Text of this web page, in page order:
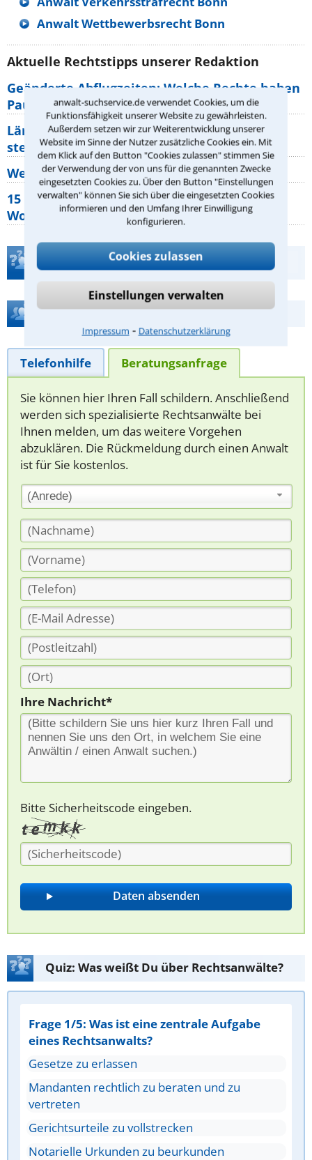
anwalt-suchservice.de verwendet Cookies, um die
Funktionsfähigkeit unserer Website zu gewährleisten.
Außerdem setzen wir zur Weiterentwicklung unserer
Website im Sinne der Nutzer zusätzliche Cookies ein. Mit
dem Klick auf den Button "Cookies zulassen" stimmen Sie
der Verwendung der von uns für die genannten Zwecke
eingesetzten Cookies zu. Über den Button "Einstellungen
verwalten" können Sie sich über die eingesetzten Cookies
informieren und den Umfang Ihrer Einwilligung
konfigurieren.
Cookies zulassen
Einstellungen verwalten
Impressum ⁃ Datenschutzerklärung
Anwalt Wettbewerbsrecht Bonn
Aktuelle Rechtstipps unserer Redaktion
Geänderte Abflugzeiten: Welche Rechte haben
Pauschalurlauber?
Lärm von den Nachbarn: Welche Rechte
stehen mir zu?
Wer muss Zweitwohnungssteuer zahlen?
15 elementare Rechte, die jeder
Wohnungseigentümer kennen sollte
Teste Dein Rechtswissen
Hilfe bei Ihrer Anwaltsuche?
Telefonhilfe Beratungsanfrage
Sie können hier Ihren Fall schildern. Anschließend
werden sich spezialisierte Rechtsanwälte bei
Ihnen melden, um das weitere Vorgehen
abzuklären. Die Rückmeldung durch einen Anwalt
ist für Sie kostenlos.
(Anrede)
Ihre Nachricht*
Bitte Sicherheitscode eingeben.
Quiz: Was weißt Du über Rechtsanwälte?
Frage 1/5: Was ist eine zentrale Aufgabe
eines Rechtsanwalts?
Gesetze zu erlassen
Mandanten rechtlich zu beraten und zu
vertreten
Gerichtsurteile zu vollstrecken
Notarielle Urkunden zu beurkunden